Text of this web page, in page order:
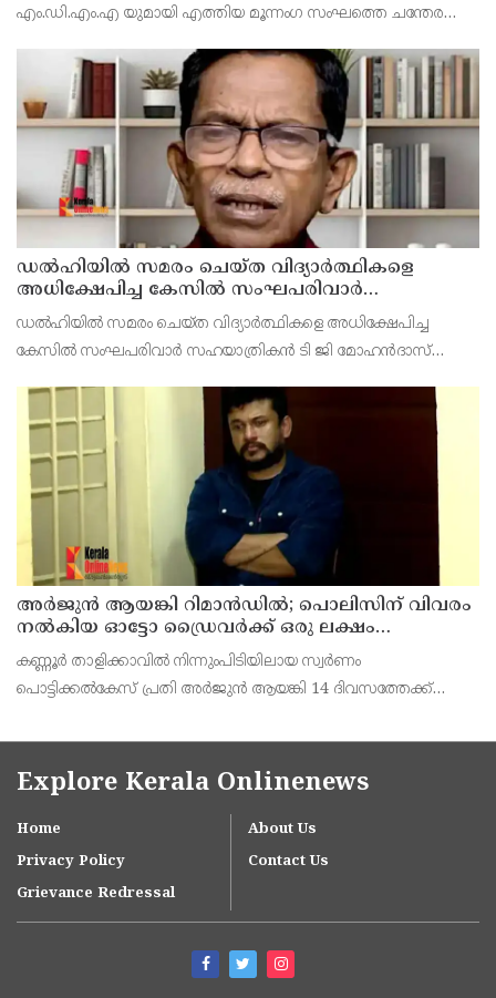
എം.ഡി.എം.എ യുമായി എത്തിയ മൂന്നംഗ സംഘത്തെ ചന്തേര
സ്വദേശികളായ പി.എ അബ്ദുൾ സലാം , കെ.എച്ച് മുഹമ്മദ്
ഹുസൈൻ പി.എ അ
ഡൽഹിയിൽ സമരം ചെയ്ത വിദ്യാർത്ഥികളെ
അധിക്ഷേപിച്ച കേസില്‍ സംഘപരിവാർ
സഹയാത്രികൻ ടി ജി മോഹന്‍ദാസ് കസ്റ്റഡിയിൽ
ഡല്‍ഹിയില്‍ സമരം ചെയ്ത വിദ്യാര്‍ത്ഥികളെ അധിക്ഷേപിച്ച
കേസില്‍ സംഘപരിവാര്‍ സഹയാത്രികന്‍ ടി ജി മോഹന്‍ദാസ്
അര്‍ജുന്‍ ആയങ്കി റിമാന്‍ഡില്‍; പൊലിസിന് വിവരം
നൽകിയ ഓട്ടോ ഡ്രൈവർക്ക് ഒരു ലക്ഷം
പാരിതോഷികം നൽകുമെന്ന് മന്ത്രി
കണ്ണൂർ താളിക്കാവിൽ നിന്നുംപിടിയിലായ സ്വർണം
പൊട്ടിക്കൽകേസ് പ്രതി അര്‍ജുന്‍ ആയങ്കി 14 ദിവസത്തേക്ക്
മജിസ്‌ട്രേറ്റാണ് റിമാൻഡ് ചെയ്തത് പ്രതിയെ തലശേരി സബ്
ജയില
Explore Kerala Onlinenews
Home
About Us
Privacy Policy
Contact Us
Grievance Redressal